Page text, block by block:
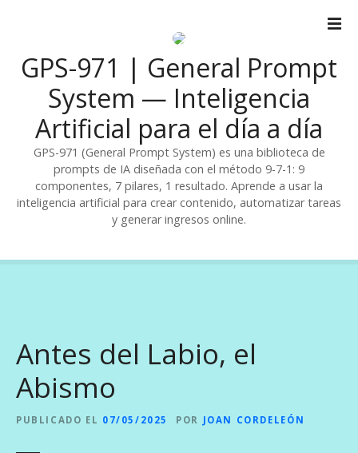
n
GPS-971 | General Prompt
System — Inteligencia
Artificial para el día a día
GPS-971 (General Prompt System) es una biblioteca de
prompts de IA diseñada con el método 9-7-1: 9
componentes, 7 pilares, 1 resultado. Aprende a usar la
inteligencia artificial para crear contenido, automatizar tareas
y generar ingresos online.
Antes del Labio, el
Abismo
PUBLICADO EL 07/05/2025 POR JOAN CORDELEÓN